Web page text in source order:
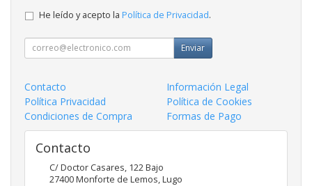
He leído y acepto la Política de Privacidad.
Enviar
Contacto
Información Legal
Política Privacidad
Política de Cookies
Condiciones de Compra
Formas de Pago
Contacto
C/ Doctor Casares, 122 Bajo
27400Monforte de Lemos,Lugo